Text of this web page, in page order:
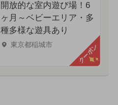
開放的な室内遊び場！6
ヶ月～ベビーエリア・多
種多様な遊具あり
東京都稲城市 クーポン